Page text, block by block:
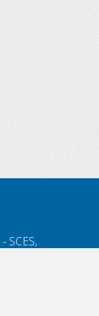
SCES,